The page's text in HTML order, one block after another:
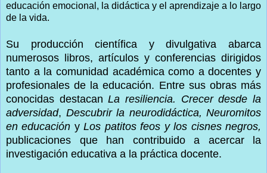
educación emocional, la didáctica y el aprendizaje a lo largo
de la vida.
Su producción científica y divulgativa abarca
numerosos libros, artículos y conferencias dirigidos
tanto a la comunidad académica como a docentes y
profesionales de la educación. Entre sus obras más
conocidas destacanLa resiliencia. Crecer desde la
adversidad, Descubrir la neurodidáctica, Neuromitos
en educación yLos patitos feos y los cisnes negros,
publicaciones que han contribuido a acercar la
investigación educativa a la práctica docente.